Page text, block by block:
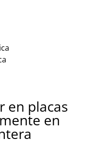
a
a
en placas
en